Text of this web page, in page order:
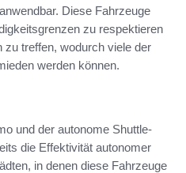
Diese Fahrzeuge
zu respektieren
zu treffen, wodurch viele der
werden können.
und der autonome Shuttle-
die Effektivität autonomer
in denen diese Fahrzeuge